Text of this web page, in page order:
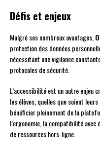
Défis et enjeux
Malgré ses nombreux avantages,
protection des données
nécessitant une vigilance
protocoles de sécurité.
L’accessibilité est un autre enjeu
les élèves, quelles que soient
bénéficier pleinement de la
l’ergonomie, la compatibilité
de ressources hors-ligne.